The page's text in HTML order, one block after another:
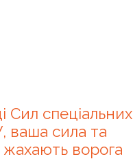
Сил спеціальних
ваша сила та
жахають ворога